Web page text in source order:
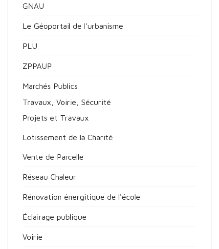
GNAU
Le Géoportail de l'urbanisme
PLU
ZPPAUP
Marchés Publics
Travaux, Voirie, Sécurité
Projets et Travaux
Lotissement de la Charité
Vente de Parcelle
Réseau Chaleur
Rénovation énergitique de l'école
Éclairage publique
Voirie